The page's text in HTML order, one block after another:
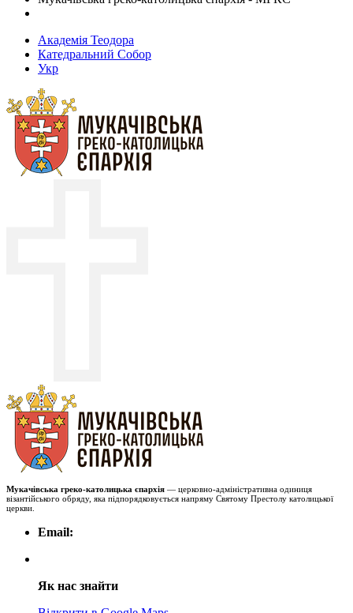
Академія Теодора
Катедральний Собор
Укр
Мукачівська греко-католицька єпархія — церковно-адміністративна одиниця
візантійського обряду, яка підпорядковується напряму Святому Престолу католицької
церкви.
Email:
Як нас знайти